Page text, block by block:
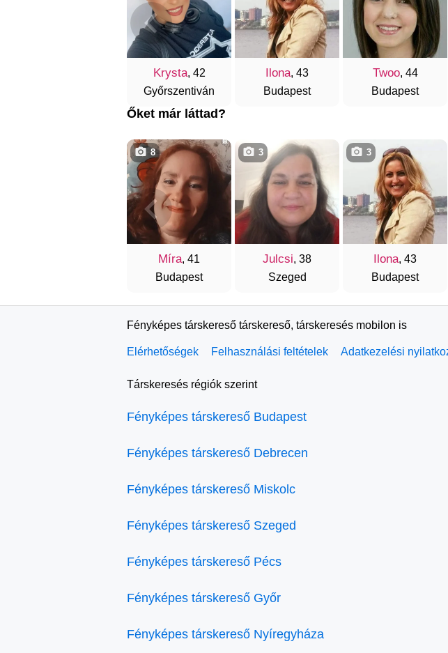
Krysta, 42
Győrszentiván
Ilona, 43
Budapest
Twoo, 44
Budapest
Őket már láttad?
Míra, 41
Budapest
8
Julcsi, 38
Szeged
3
Ilona, 43
Budapest
3
Fényképes társkereső társkereső, társkeresés mobilon is
Elérhetőségek Felhasználási feltételek Adatkezelési
Társkeresés régiók szerint
Fényképes társkereső Budapest
Fényképes társkereső Debrecen
Fényképes társkereső Miskolc
Fényképes társkereső Szeged
Fényképes társkereső Pécs
Fényképes társkereső Győr
Fényképes társkereső Nyíregyháza